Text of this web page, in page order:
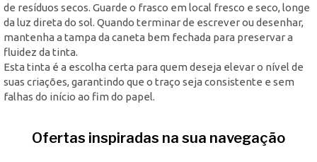
de resíduos secos. Guarde o frasco em local fresco e seco, longe
da luz direta do sol. Quando terminar de escrever ou desenhar,
mantenha a tampa da caneta bem fechada para preservar a
fluidez da tinta.
Esta tinta é a escolha certa para quem deseja elevar o nível de
suas criações, garantindo que o traço seja consistente e sem
falhas do início ao fim do papel.
Ofertas inspiradas na sua navegação